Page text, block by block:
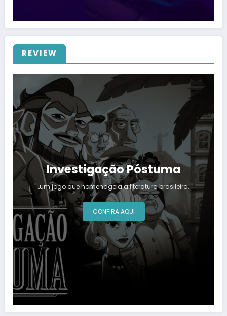
REVIEW
Investigação Póstuma
"…um jogo que homenageia a literatura brasileira…"
CONFIRA AQUI